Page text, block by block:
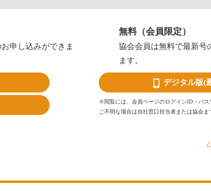
申し込みができま
無料（会員限定）
協会会員は無料で最新号
ます。
デジタル版(
※閲覧には、会員ページのログインID・パス
ご不明な場合は自社窓口担当者または協会ま